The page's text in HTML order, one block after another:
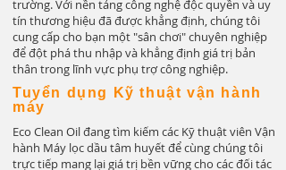
trường. Với nền tảng công nghệ độc quyền và uy
tín thương hiệu đã được khẳng định, chúng tôi
cung cấp cho bạn một "sân chơi" chuyên nghiệp
để đột phá thu nhập và khẳng định giá trị bản
thân trong lĩnh vực phụ trợ công nghiệp.
Tuyển dụng Kỹ thuật vận hành
máy
Eco Clean Oil đang tìm kiếm các Kỹ thuật viên Vận
hành Máy lọc dầu tâm huyết để cùng chúng tôi
trực tiếp mang lại giá trị bền vững cho các đối tác